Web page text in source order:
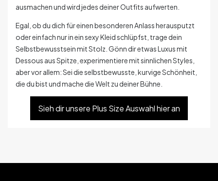
ausmachen und wird jedes deiner Outfits aufwerten.
Egal, ob du dich für einen besonderen Anlass herausputzt
oder einfach nur in ein sexy Kleid schlüpfst, trage dein
Selbstbewusstsein mit Stolz. Gönn dir etwas Luxus mit
Dessous aus Spitze, experimentiere mit sinnlichen Styles,
aber vor allem: Sei die selbstbewusste, kurvige Schönheit,
die du bist und mache die Welt zu deiner Bühne.
Sieh dir unsere Plus Size Auswahl hier an